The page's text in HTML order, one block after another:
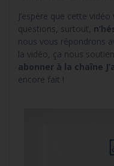
J’espère que cette
questions, surtout,
nous vous répondrons
la vidéo, ça nous
abonner à la chaîne
encore fait !